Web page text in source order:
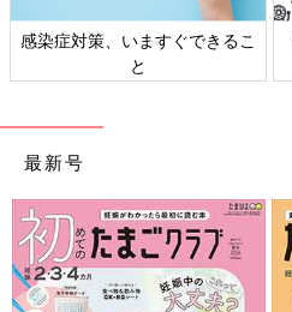
感染症対策、いますぐできるこ
と
最新号